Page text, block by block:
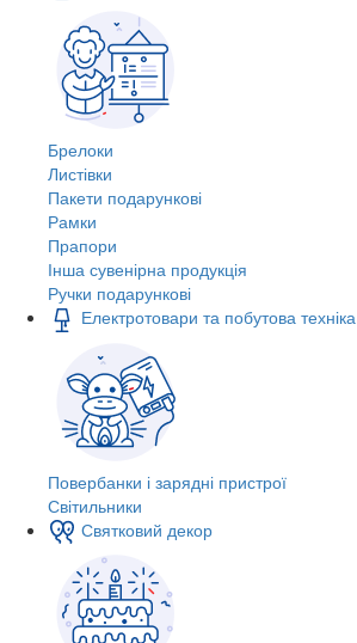
Брелоки
Листівки
Пакети подарункові
Рамки
Прапори
Інша сувенірна продукція
Ручки подарункові
Електротовари та побутова техніка
Повербанки і зарядні пристрої
Світильники
Святковий декор